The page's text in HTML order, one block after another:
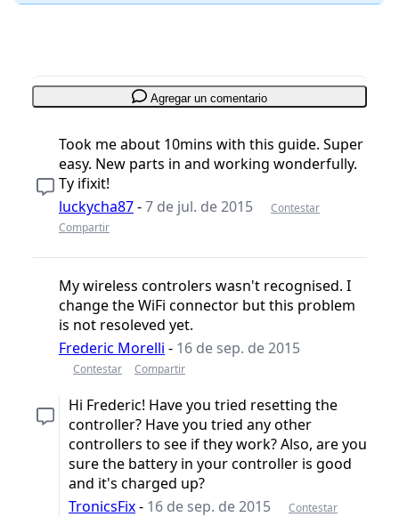
Agregar un comentario
Took me about 10mins with this guide. Super
easy. New parts in and working wonderfully.
Ty ifixit!
luckycha87-7 de jul. de 2015
Contestar
Compartir
My wireless controlers wasn't recognised. I
change the WiFi connector but this problem
is not resoleved yet.
Frederic Morelli - 16 de sep. de 2015
Contestar Compartir
Hi Frederic! Have you tried resetting the
controller? Have you tried any other
controllers to see if they work? Also, are you
sure the battery in your controller is good
and it's charged up?
TronicsFix- 16 de sep. de 2015
Contestar